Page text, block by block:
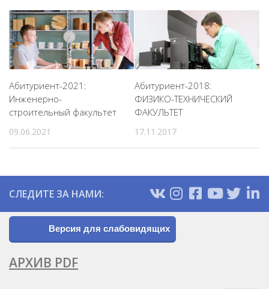
Абитуриент-2021:
Инженерно-
строительный факультет
09.06.2021
Абитуриент-2018:
ФИЗИКО-ТЕХНИЧЕСКИЙ
ФАКУЛЬТЕТ
17.11.2017
СЛЕДИТЕ ЗА НАМИ:
Версия для слабовидящих
АРХИВ PDF